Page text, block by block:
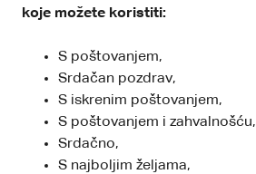
koje možete koristiti:
S poštovanjem,
Srdačan pozdrav,
S iskrenim poštovanjem,
S poštovanjem i zahvalnošću,
Srdačno,
S najboljim željama,